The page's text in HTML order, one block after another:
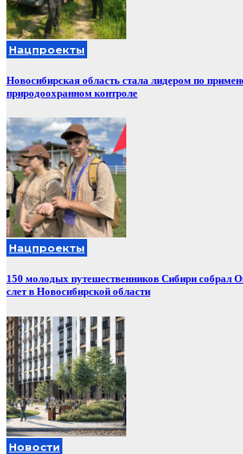
Нацпроекты
Новосибирская область стала лидером по
природоохранном контроле
Нацпроекты
150 молодых путешественников Сибири собрал
слет в Новосибирской области
Новости